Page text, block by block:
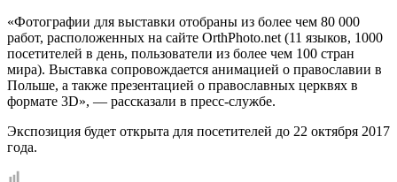
«Фотографии для выставки отобраны из более чем 80 000
работ, расположенных на сайте OrthPhoto.net (11 языков, 1000
посетителей в день, пользователи из более чем 100 стран
мира). Выставка сопровождается анимацией о православии в
Польше, а также презентацией о православных церквях в
формате 3D», — рассказали в пресс-службе.
Экспозиция будет открыта для посетителей до 22 октября 2017
года.